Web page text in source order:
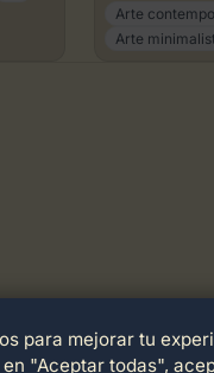
Arte
Arte
los derechos
para mejorar tu
"Aceptar todas",